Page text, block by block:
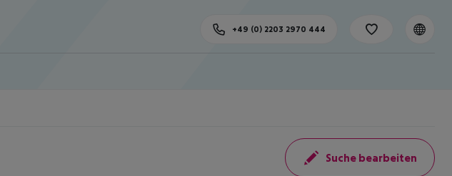
+49 (0) 2203 2970 444
Suche bearbeiten